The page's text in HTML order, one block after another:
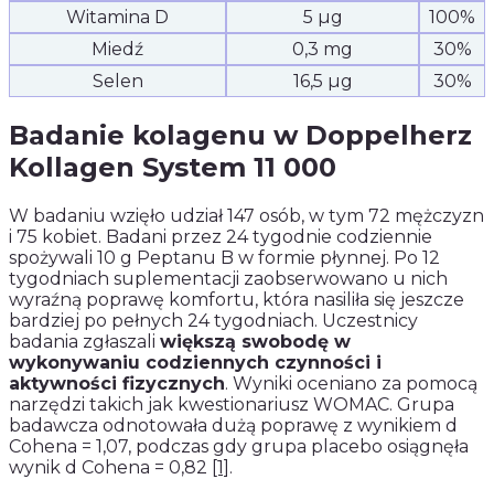
Witamina D
5 µg
100%
Miedź
0,3 mg
30%
Selen
16,5 µg 30%
Badanie kolagenu w Doppelherz
Kollagen System 11 000
W badaniu wzięło udział 147 osób, w tym 72 mężczyzn
i 75 kobiet. Badani przez 24 tygodnie codziennie
spożywali 10 g Peptanu B w formie płynnej. Po 12
tygodniach suplementacji zaobserwowano u nich
wyraźną poprawę komfortu, która nasiliła się jeszcze
bardziej po pełnych 24 tygodniach. Uczestnicy
badania zgłaszali większą swobodę w
wykonywaniu codziennych czynności i
aktywności fizycznych. Wyniki oceniano za pomocą
narzędzi takich jak kwestionariusz WOMAC. Grupa
badawcza odnotowała dużą poprawę z wynikiem d
Cohena = 1,07, podczas gdy grupa placebo osiągnęła
wynik d Cohena = 0,82 [1] .